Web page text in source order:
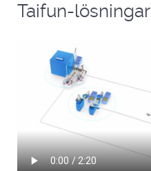
Taifun-lösningar